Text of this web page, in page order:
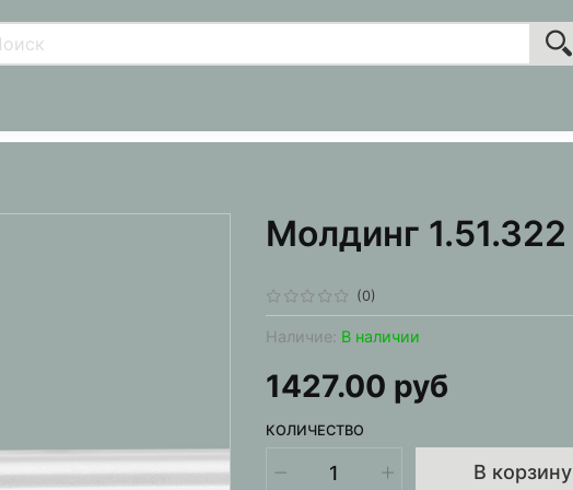
(0)
Наличие: В наличии
Молдинг 1.51.322
1427.00 руб
КОЛИЧЕСТВО
В корзину